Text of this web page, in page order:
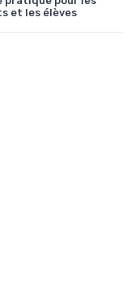
et les élèves